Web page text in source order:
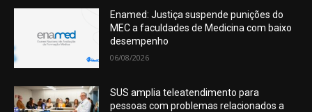
Enamed: Justiça suspende punições do
MEC a faculdades de Medicina com baixo
desempenho
06/08/2026
SUS amplia teleatendimento para
pessoas com problemas relacionados a